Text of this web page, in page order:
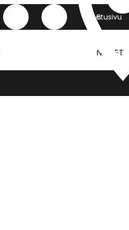
Etusivu
Yritys
NAISET